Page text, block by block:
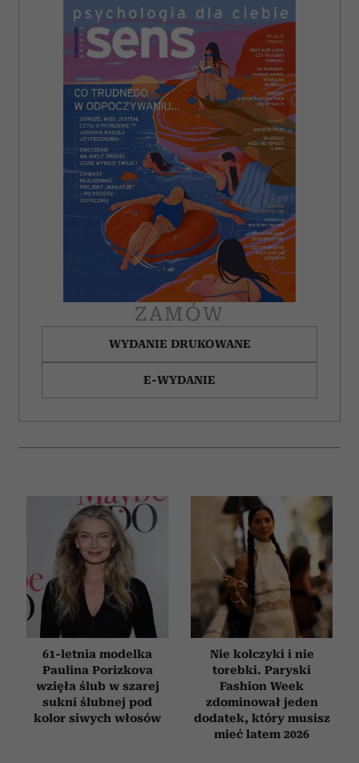
i reklam, aby oferować funkcje społecznościowe i
analizować ruch w naszej witrynie. Informacje o tym, jak
korzystasz z naszej witryny, udostępniamy partnerom
społecznościowym, reklamowym i analitycznym.
Partnerzy mogą połączyć te informacje z innymi danymi
otrzymanymi od Ciebie lub uzyskanymi podczas
korzystania z ich usług.
ZAMÓW
WYDANIE DRUKOWANE
E-WYDANIE
61-letnia modelka
Paulina Porizkova
wzięła ślub w szarej
sukni ślubnej pod
kolor siwych włosów
Nie kolczyki i nie
torebki. Paryski
Fashion Week
zdominował jeden
dodatek, który musisz
mieć latem 2026